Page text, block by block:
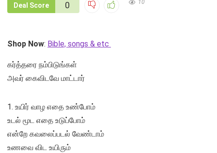
Deal Score 0 10
Shop Now: Bible, songs & etc
கர்த்தரை நம்பிடுங்கள்
அவர் கைவிடவே மாட்டார்
1. உயிர் வாழ எதை உண்போம்
உடல் மூட எதை உடுப்போம்
என்றே கவலைப்படல் வேண்டாம்
உணவை விட உயிரும்